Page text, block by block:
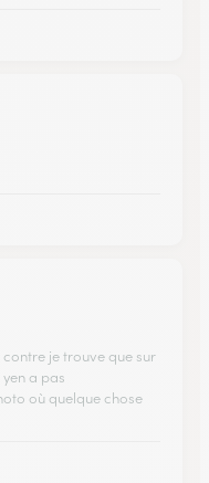
je trouve que sur
a pas
où quelque chose